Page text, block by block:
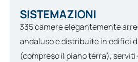
SISTEMAZIONI
335 camere elegantemente
andaluso e distribuite in edifici
(compreso il piano terra), serviti